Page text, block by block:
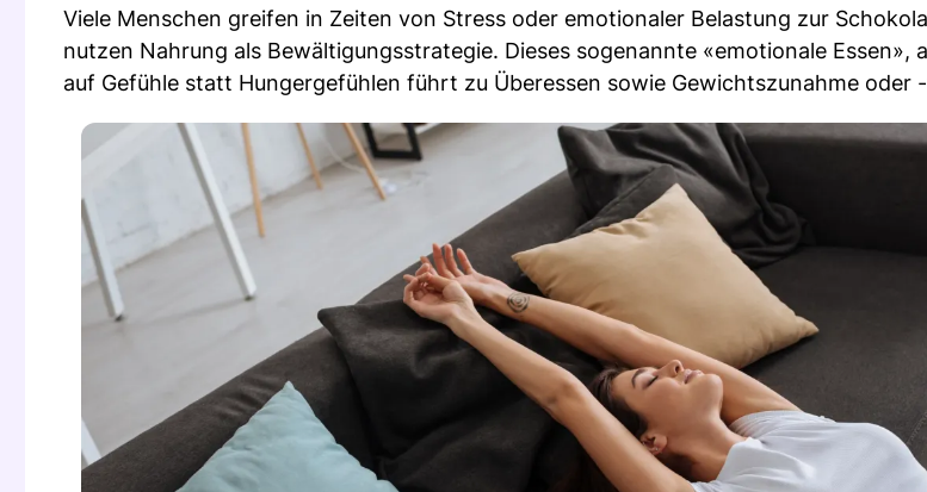
Viele Menschen greifen in Zeiten von Stress oder emotionaler Belastung zur
nutzen Nahrung als Bewältigungsstrategie. Dieses sogenannte «emotionale Essen»,
auf Gefühle statt Hungergefühlen führt zu Überessen sowie Gewichtszunahme oder